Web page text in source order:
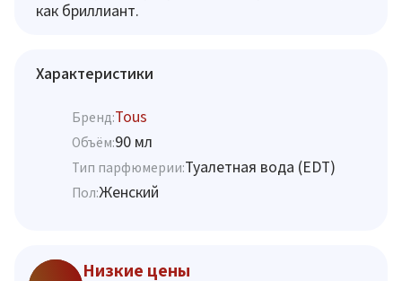
как бриллиант.
Характеристики
Бренд:Tous
Объём:90 мл
Тип парфюмерии:Туалетная вода (EDT)
Пол:Женский
Низкие цены